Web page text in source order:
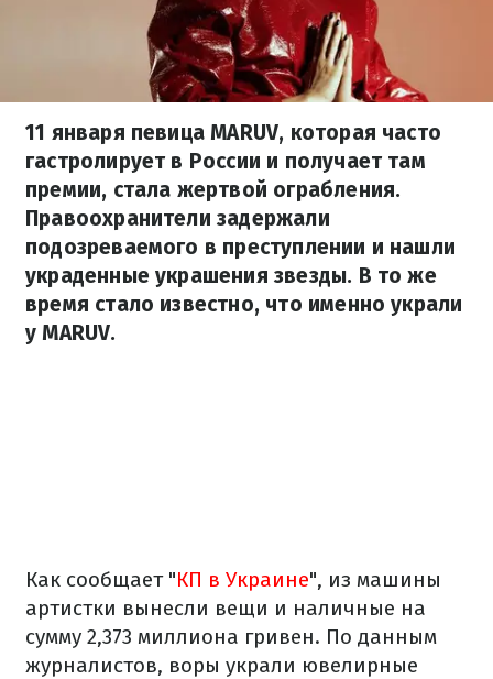
11 января певица MARUV, которая часто
гастролирует в России и получает там
премии, стала жертвой ограбления.
Правоохранители задержали
подозреваемого в преступлении и нашли
украденные украшения звезды. В то же
время стало известно, что именно украли
у MARUV.
Как сообщает "КП в Украине", из машины
артистки вынесли вещи и наличные на
сумму 2,373 миллиона гривен. По данным
журналистов, воры украли ювелирные